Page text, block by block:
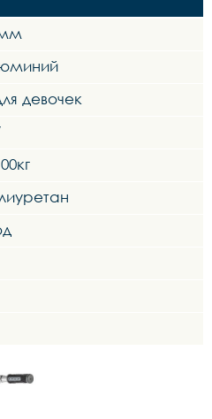
девочек